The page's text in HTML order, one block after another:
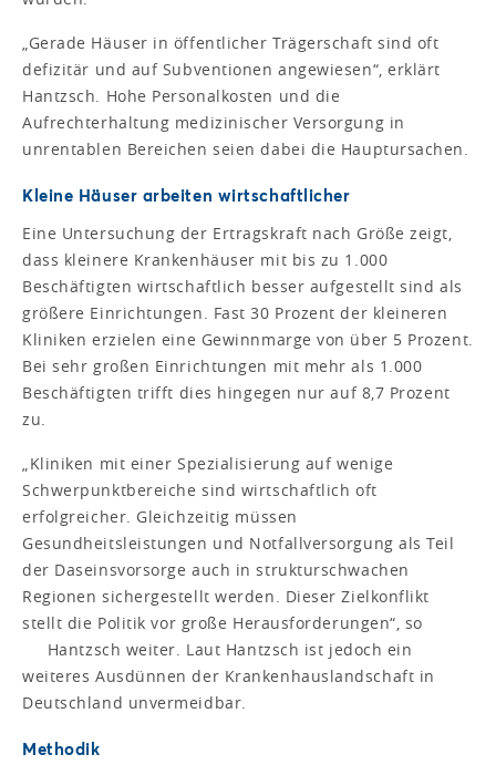
„Gerade Häuser in öffentlicher Trägerschaft sind oft
defizitär und auf Subventionen angewiesen“, erklärt
Hantzsch. Hohe Personalkosten und die
Aufrechterhaltung medizinischer Versorgung in
unrentablen Bereichen seien dabei die Hauptursachen.
Kleine Häuser arbeiten wirtschaftlicher
Eine Untersuchung der Ertragskraft nach Größe zeigt,
dass kleinere Krankenhäuser mit bis zu 1.000
Beschäftigten wirtschaftlich besser aufgestellt sind als
größere Einrichtungen. Fast 30 Prozent der kleineren
Kliniken erzielen eine Gewinnmarge von über 5 Prozent.
Bei sehr großen Einrichtungen mit mehr als 1.000
Beschäftigten trifft dies hingegen nur auf 8,7 Prozent
zu.
„Kliniken mit einer Spezialisierung auf wenige
Schwerpunktbereiche sind wirtschaftlich oft
erfolgreicher. Gleichzeitig müssen
Gesundheitsleistungen und Notfallversorgung als Teil
der Daseinsvorsorge auch in strukturschwachen
Regionen sichergestellt werden. Dieser Zielkonflikt
stellt die Politik vor große Herausforderungen“, so
Hantzsch weiter. Laut Hantzsch ist jedoch ein
weiteres Ausdünnen der Krankenhauslandschaft in
Deutschland unvermeidbar.
Methodik